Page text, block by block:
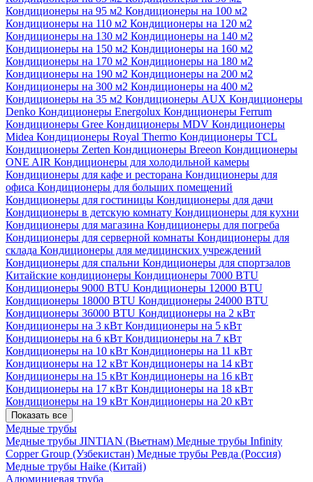
Кондиционеры на 95 м2 Кондиционеры на 100 м2
Кондиционеры на 110 м2 Кондиционеры на 120 м2
Кондиционеры на 130 м2 Кондиционеры на 140 м2
Кондиционеры на 150 м2 Кондиционеры на 160 м2
Кондиционеры на 170 м2 Кондиционеры на 180 м2
Кондиционеры на 190 м2 Кондиционеры на 200 м2
Кондиционеры на 300 м2 Кондиционеры на 400 м2
Кондиционеры на 35 м2 Кондиционеры AUX Кондиционеры
Denko Кондиционеры Energolux Кондиционеры Ferrum
Кондиционеры Gree Кондиционеры MDV Кондиционеры
Midea Кондиционеры Royal Thermo Кондиционеры TCL
Кондиционеры Zerten Кондиционеры Breeon Кондиционеры
ONE AIR Кондиционеры для холодильной камеры
Кондиционеры для кафе и ресторана Кондиционеры для
офиса Кондиционеры для больших помещений
Кондиционеры для гостиницы Кондиционеры для дачи
Кондиционеры в детскую комнату Кондиционеры для кухни
Кондиционеры для магазина Кондиционеры для погреба
Кондиционеры для серверной комнаты Кондиционеры для
склада Кондиционеры для медицинских учреждений
Кондиционеры для спальни Кондиционеры для спортзалов
Китайские кондиционеры Кондиционеры 7000 BTU
Кондиционеры 9000 BTU Кондиционеры 12000 BTU
Кондиционеры 18000 BTU Кондиционеры 24000 BTU
Кондиционеры 36000 BTU Кондиционеры на 2 кВт
Кондиционеры на 3 кВт Кондиционеры на 5 кВт
Кондиционеры на 6 кВт Кондиционеры на 7 кВт
Кондиционеры на 10 кВт Кондиционеры на 11 кВт
Кондиционеры на 12 кВт Кондиционеры на 14 кВт
Кондиционеры на 15 кВт Кондиционеры на 16 кВт
Кондиционеры на 17 кВт Кондиционеры на 18 кВт
Кондиционеры на 19 кВт Кондиционеры на 20 кВт
Показать все
Медные трубы
Медные трубы JINTIAN (Вьетнам) Медные трубы Infinity
Copper Group (Узбекистан) Медные трубы Ревда (Россия)
Медные трубы Haike (Китай)
Алюминиевая труба